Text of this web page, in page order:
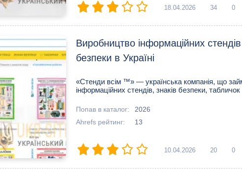
18.04.2026 34 0
Виробництво інформаційних стендів
безпеки в Україні
«Стенди всім ™» — українська компанія, що
інформаційних стендів, знаків безпеки, табличок
Попав в каталог:
2026
Ahrefs рейтинг:
13
10.04.2026 20 0